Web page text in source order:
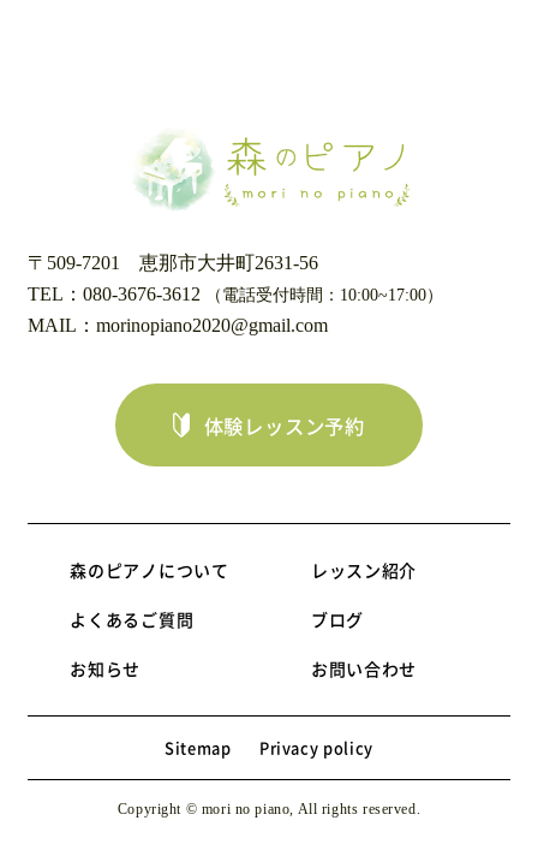
〒509-7201恵那市大井町2631-56
TEL：080-3676-3612
（電話受付時間：10:00~17:00）
MAIL：morinopiano2020@gmail.com
体験レッスン予約
森のピアノについて レッスン紹介
よくあるご質問 ブログ
お知らせ お問い合わせ
Sitemap Privacy policy
Copyright © mori no piano, All rights reserved.